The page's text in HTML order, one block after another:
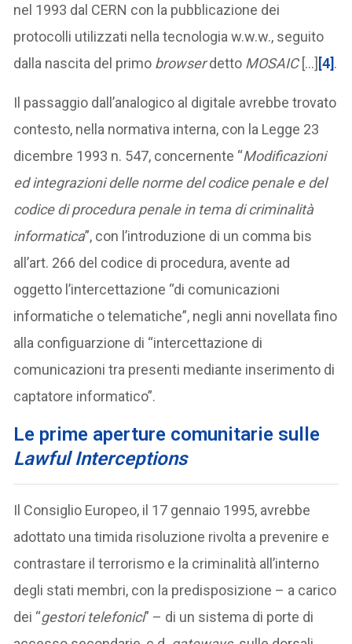
nel 1993 dal CERN con la pubblicazione dei
protocolli utilizzati nella tecnologia w.w.w., seguito
dalla nascita del primo browserdetto MOSAIC[…] [4].
Il passaggio dall’analogico al digitale avrebbe trovato
contesto, nella normativa interna, con la Legge 23
dicembre 1993 n. 547, concernente “Modificazioni
ed integrazioni delle norme del codice penale e del
codice di procedura penale in tema di criminalità
informatica”, con l’introduzione di un comma bis
all’art. 266 del codice di procedura, avente ad
oggetto l’intercettazione “di comunicazioni
informatiche o telematiche”, negli anni novellata fino
alla configuarzione di “intercettazione di
comunicazioni tra presenti mediante inserimento di
captatore informatico”.
Le prime aperture comunitarie sulle
Lawful Interceptions
Il Consiglio Europeo, il 17 gennaio 1995, avrebbe
adottato una timida risoluzione rivolta a prevenire e
contrastare il terrorismo e la criminalità all’interno
degli stati membri, con la predisposizione – a carico
dei “gestori telefonici” – di un sistema di porte di